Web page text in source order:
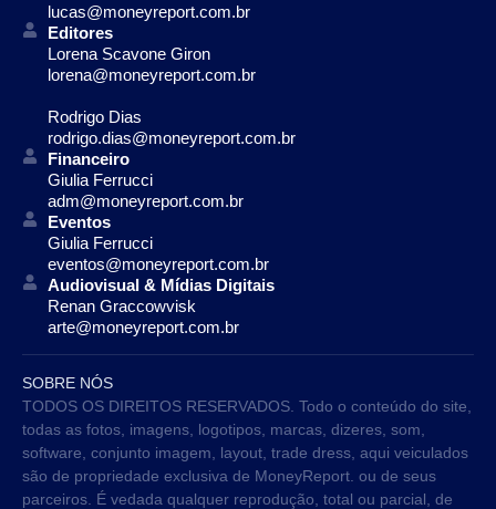
lucas@moneyreport.com.br
Editores
Lorena Scavone Giron
lorena@moneyreport.com.br
Rodrigo Dias
rodrigo.dias@moneyreport.com.br
Financeiro
Giulia Ferrucci
adm@moneyreport.com.br
Eventos
Giulia Ferrucci
eventos@moneyreport.com.br
Audiovisual & Mídias Digitais
Renan Graccowvisk
arte@moneyreport.com.br
SOBRE NÓS
TODOS OS DIREITOS RESERVADOS. Todo o conteúdo do site,
todas as fotos, imagens, logotipos, marcas, dizeres, som,
software, conjunto imagem, layout, trade dress, aqui veiculados
são de propriedade exclusiva de MoneyReport. ou de seus
parceiros. É vedada qualquer reprodução, total ou parcial, de